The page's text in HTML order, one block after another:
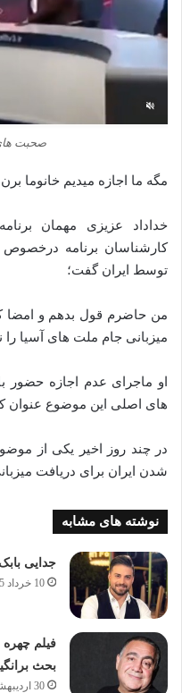
صحبت
مگه ما اجازه میدیم خانوما
خداداد عزیزی مهمان
کارشناسان برنامه
توسط ایران گفت؛
میزبانی جام ملت‌ های آسیا را
او ماجرای عدم اجازه حضور
های اصلی این موضوع عنوان
در چند روز اخیر یکی از
شدن ایران برای دریافت
نوشته های مشابه
جدایی
10 خرداد 1405
فیلم
بحث
30 اردیبهشت 1405